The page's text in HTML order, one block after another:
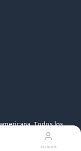
Account
Todos los